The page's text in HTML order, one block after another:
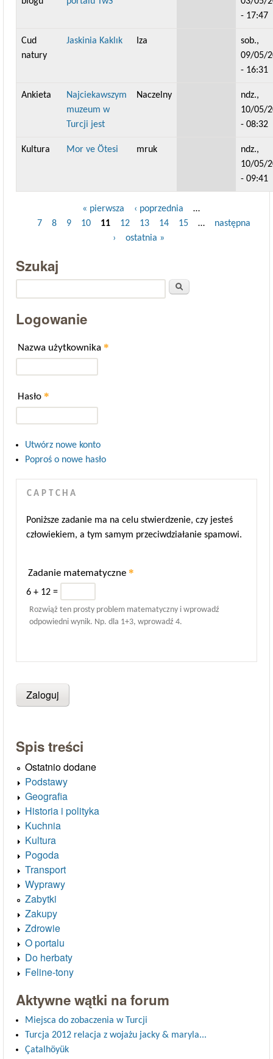
- 17:47
Cud
natury
Jaskinia Kaklık Iza
sob.,
09/05/
- 16:31
Ankieta
Najciekawszym
muzeum w
Turcji jest
Naczelny
ndz.,
10/05/
- 08:32
Kultura Mor ve Ötesi mruk
ndz.,
10/05/
- 09:41
Strony
« pierwsza ‹ poprzednia
…
7
8 9 10 11 12 13 14 15 …
następna
›
ostatnia »
Szukaj
Logowanie
Nazwa użytkownika *
Hasło *
Utwórz nowe konto
Poproś o nowe hasło
CAPTCHA
Poniższe zadanie ma na celu stwierdzenie, czy jesteś
człowiekiem, a tym samym przeciwdziałanie spamowi.
Zadanie matematyczne *
6 + 12 =
Rozwiąż ten prosty problem matematyczny i wprowadź
odpowiedni wynik. Np. dla 1+3, wprowadź 4.
Spis treści
Ostatnio dodane
Podstawy
Geografia
Historia i polityka
Kuchnia
Kultura
Pogoda
Transport
Wyprawy
Zabytki
Zakupy
Zdrowie
O portalu
Do herbaty
Feline-tony
Aktywne wątki na forum
Miejsca do zobaczenia w Turcji
Turcja 2012 relacja z wojażu jacky & maryla...
Çatalhöyük